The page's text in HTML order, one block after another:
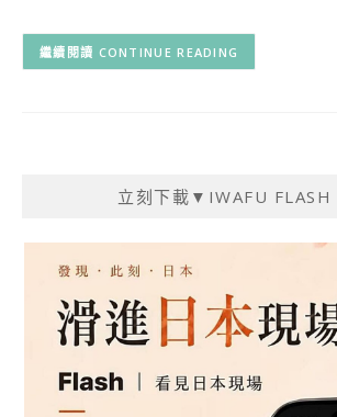
CONTINUE READING
立刻下載▼IWAFU FLASH